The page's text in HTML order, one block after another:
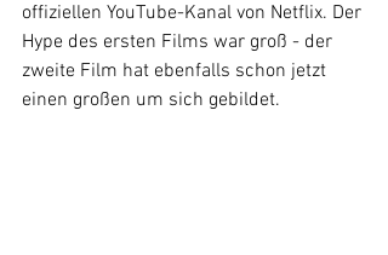
offiziellen YouTube-Kanal von Netflix. Der
Hype des ersten Films war groß - der
zweite Film hat ebenfalls schon jetzt
einen großen um sich gebildet.